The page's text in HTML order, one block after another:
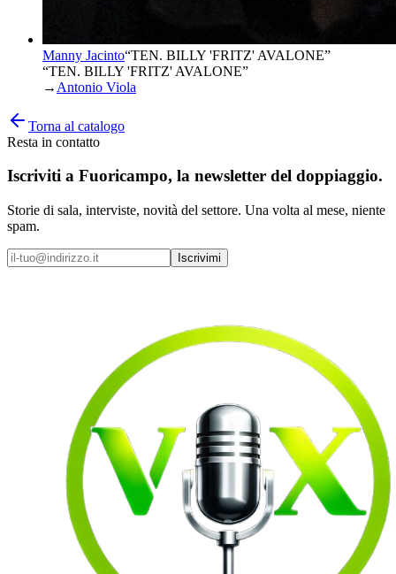
Manny Jacinto“TEN. BILLY 'FRITZ' AVALONE”
“TEN. BILLY 'FRITZ' AVALONE”
→ Antonio Viola
Torna al catalogo
Resta in contatto
Iscriviti a Fuoricampo, la newsletter del doppiaggio.
Storie di sala, interviste, novità del settore. Una volta al mese, niente
spam.
Iscrivimi